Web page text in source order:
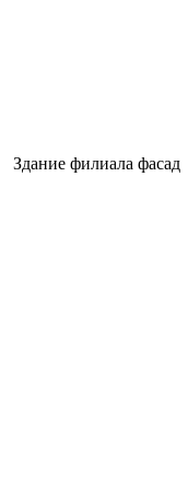
Здание филиала фасад